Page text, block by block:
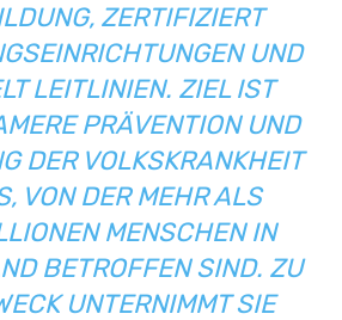
ZERTIFIZIERT B
UND E
LEITLINIEN. ZIEL IST E
PRÄVENTION UND B
VOLKSKRANKHEIT D
DER MEHR ALS S
MENSCHEN IN D
BETROFFEN SIND. ZU D
UNTERNIMMT SIE A